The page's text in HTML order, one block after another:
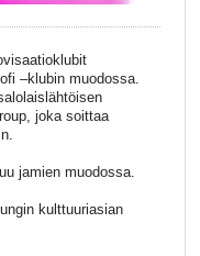
–klubin muodossa.
joka soittaa
jamien muodossa.
kulttuuriasian